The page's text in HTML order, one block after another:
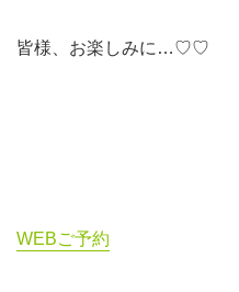
皆様、お楽しみに…♡♡
WEBご予約